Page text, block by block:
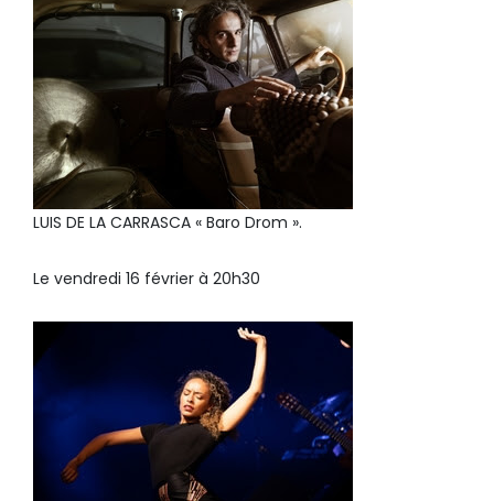
LUIS DE LA CARRASCA « Baro Drom ».
Le vendredi 16 février à 20h30